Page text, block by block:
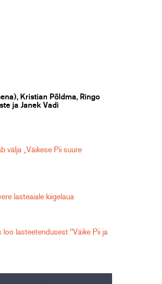
Kristian Põldma, Ringo
ja Janek Vadi
välja „Väikese Pii suure
lasteaiale kiigelaua
loo lasteetendusest "Väike Pii ja